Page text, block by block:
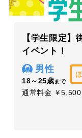
【学生限定】
イベント！
男性
18～25歳まで
通常料金 ￥5,500